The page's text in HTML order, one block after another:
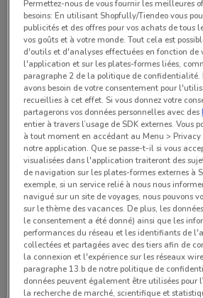
Aucun catalogue disponible
Magasins U Express dans les
15 RUE DES PETITS
893 m
OUVERT
14 AVENUE DE LA COTE DE
Permettez-nous de vous fournir les meilleures
besoins: En utilisant Shopfully/Tiendeo vous
publicités et des offres pour vos achats de tous
vos goûts et à votre monde. Tout cela est
d'outils et d'analyses effectuées en fonction de
l'application et sur les plates-formes liées,
paragraphe 2 de la politique de confidentialité.
avons besoin de votre consentement pour
recueillies à cet effet. Si vous donnez votre
partagerons vos données personnelles avec des
entier à travers l’usage de SDK externes. Vous
à tout moment en accédant au Menu >
notre application. Que se passe-t-il si vous
visualisées dans l'application traiteront des
de navigation sur les plates-formes externes à
exemple, si un service relié à nous nous
navigué sur un site de voyages, nous pouvons
sur le thème des vacances. De plus, les
le consentement a été donné) ainsi que les
performances du réseau et les identifiants de
collectées et partagées avec des tiers afin de
la connexion et l'expérience sur les réseaux
paragraphe 13.b de notre politique de
données peuvent également être utilisées pour
la recherche de marché, scientifique et